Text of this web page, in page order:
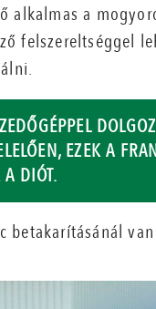
alkalmas a
felszereltséggel
EZEK A
DIÓT.
betakarításánál